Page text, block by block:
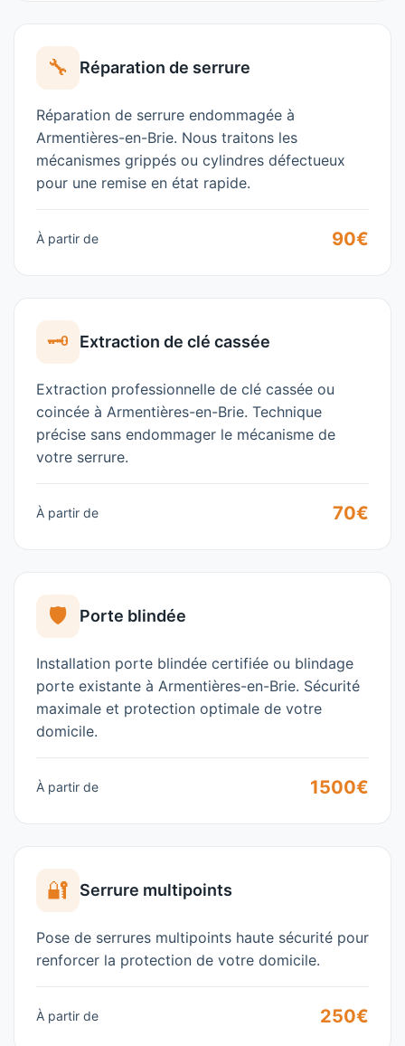
🔧 Réparation de serrure
Réparation de serrure endommagée à
Armentières-en-Brie. Nous traitons les
mécanismes grippés ou cylindres défectueux
pour une remise en état rapide.
À partir de 90€
🗝️ Extraction de clé cassée
Extraction professionnelle de clé cassée ou
coincée à Armentières-en-Brie. Technique
précise sans endommager le mécanisme de
votre serrure.
À partir de 70€
🛡️ Porte blindée
Installation porte blindée certifiée ou blindage
porte existante à Armentières-en-Brie. Sécurité
maximale et protection optimale de votre
domicile.
À partir de 1500€
🔐 Serrure multipoints
Pose de serrures multipoints haute sécurité pour
renforcer la protection de votre domicile.
À partir de 250€